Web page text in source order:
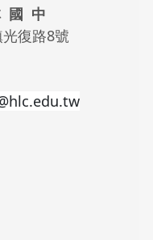
國 中
復路8號